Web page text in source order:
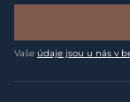
Vaše údaje jsou u nás v